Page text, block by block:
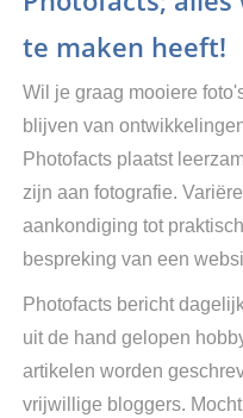
te maken heeft!
Wil je graag mooiere
blijven van
Photofacts plaatst
zijn aan fotografie.
aankondiging tot
bespreking van een
Photofacts bericht
uit de hand gelopen
artikelen worden
vrijwillige bloggers.